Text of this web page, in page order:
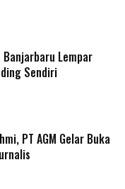
Banjarbaru Lempar
Sendiri
PT AGM Gelar Buka